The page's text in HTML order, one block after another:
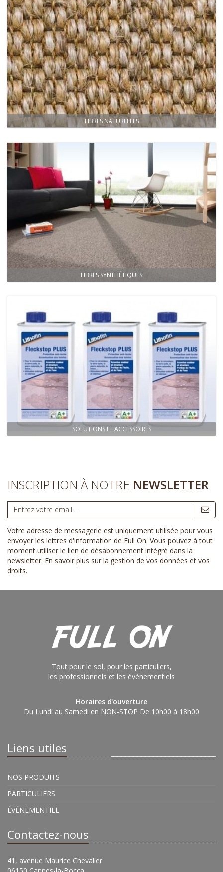
FIBRES NATURELLES
FIBRES SYNTHÉTIQUES
SOLUTIONS ET ACCESSOIRES
INSCRIPTION À NOTRE NEWSLETTER
Votre adresse de messagerie est uniquement utilisée pour vous
envoyer les lettres d'information de Full On. Vous pouvez à tout
moment utiliser le lien de désabonnement intégré dans la
newsletter. En savoir plus sur la gestion de vos données et vos
droits.
Tout pour le sol, pour les particuliers,
les professionnels et les événementiels
Horaires d'ouverture
Du Lundi au Samedi en NON-STOP De 10h00 à 18h00
Liens utiles
NOS PRODUITS
PARTICULIERS
ÉVÉNEMENTIEL
Contactez-nous
41, avenue Maurice Chevalier